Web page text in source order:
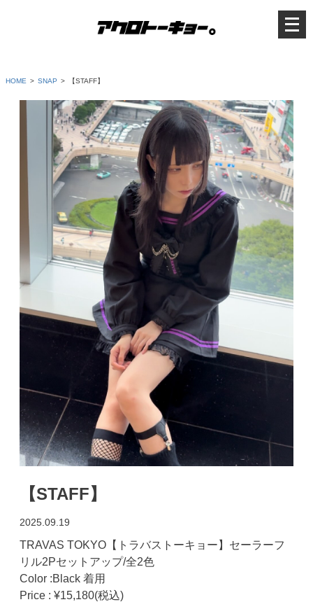
HOME SNAP 【STAFF】
【STAFF】
2025.09.19
TRAVAS TOKYO【トラバストーキョー】セーラーフ
リル2Pセットアップ/全2色
Color :Black 着用
Price : ¥15,180(税込)